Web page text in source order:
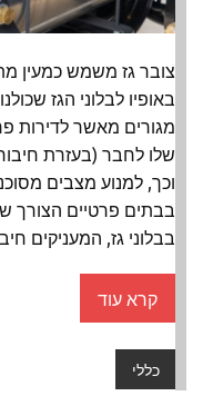
צובר גז משמש כמעין
באופיו לבלוני הגז
מגורים מאשר לדירות
שלו לחבר (בעזרת
וכך, למנוע מצבים
בבתים פרטיים הצורך
בבלוני גז, המעניקים
קרא עוד
כללי